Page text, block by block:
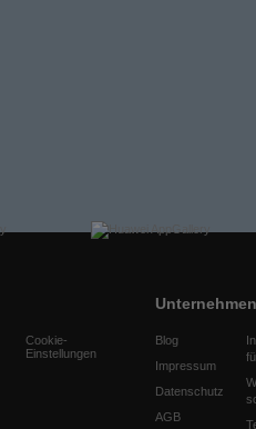
Cookie-
Einstellungen
Unternehmen
Blog
Impressum
Datenschutz
AGB